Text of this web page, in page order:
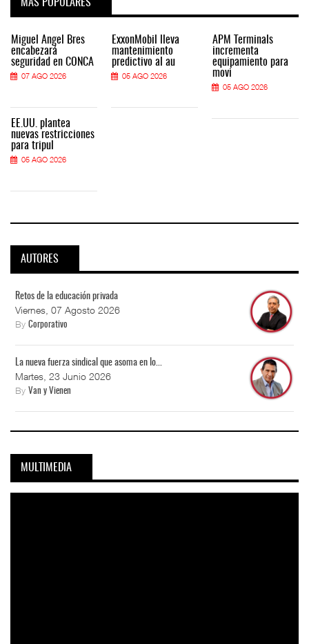
MÁS POPULARES
Miguel Ángel Bres
encabezará
seguridad en CONCA
07 AGO 2026
EE.UU. plantea
nuevas restricciones
para tripul
05 AGO 2026
ExxonMobil lleva
mantenimiento
predictivo al au
05 AGO 2026
APM Terminals
incrementa
equipamiento para
movi
05 AGO 2026
AUTORES
Retos de la educación privada
Viernes, 07 Agosto 2026
By Corporativo
La nueva fuerza sindical que asoma en lo...
Martes, 23 Junio 2026
By Van y Vienen
MULTIMEDIA